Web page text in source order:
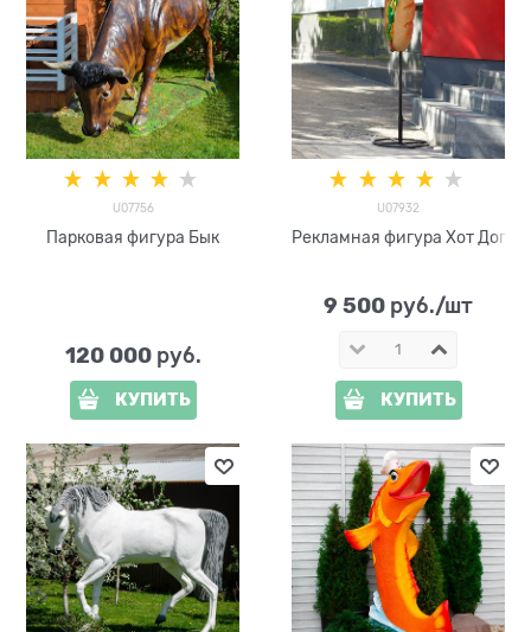
U07756
Парковая фигура Бык
120 000 руб.
КУПИТЬ
U07932
Рекламная фигура Хот Дог
9 500 руб./шт
КУПИТЬ